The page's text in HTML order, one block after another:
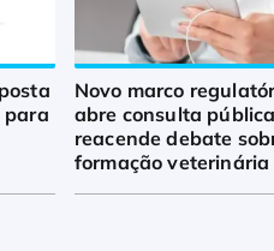
para
Novo marco
abre consulta
reacende debate
formação veterinária